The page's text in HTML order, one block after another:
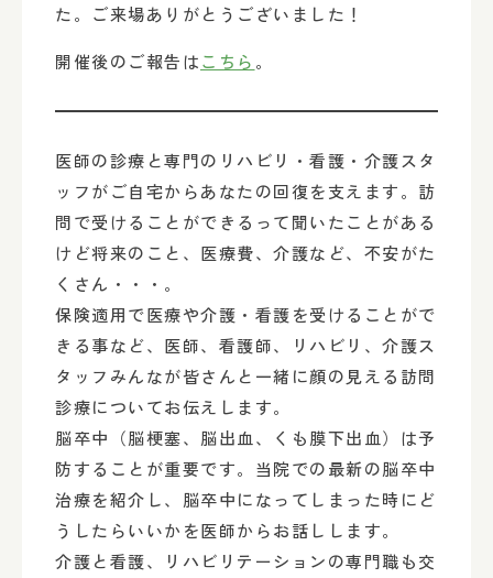
た。ご来場ありがとうございました！
開催後のご報告はこちら 。
医師の診療と専門のリハビリ・看護・介護スタ
ッフがご自宅からあなたの回復を支えます。訪
問で受けることができるって聞いたことがある
けど将来のこと、医療費、介護など、不安がた
くさん・・・。
保険適用で医療や介護・看護を受けることがで
きる事など、医師、看護師、リハビリ、介護ス
タッフみんなが皆さんと一緒に顔の見える訪問
診療についてお伝えします。
脳卒中（脳梗塞、脳出血、くも膜下出血）は予
防することが重要です。当院での最新の脳卒中
治療を紹介し、脳卒中になってしまった時にど
うしたらいいかを医師からお話しします。
介護と看護、リハビリテーションの専門職も交